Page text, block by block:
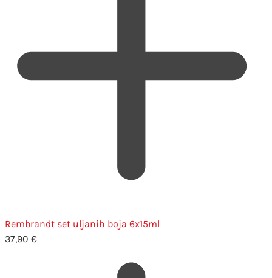
Rembrandt set uljanih boja 6x15ml
37,90 €